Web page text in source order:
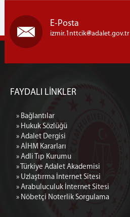
E-Posta
izmir.1nttcik adalet.gov.tr
FAYDALI LİNKLER
» Bağlantılar
» Hukuk Sözlüğü
» Adalet Dergisi
» AİHM Kararları
» Adli Tıp Kurumu
» Türkiye Adalet Akademisi
» Uzlaştırma İnternet Sitesi
» Arabuluculuk İnternet Sitesi
» Nöbetçi Noterlik Sorgulama